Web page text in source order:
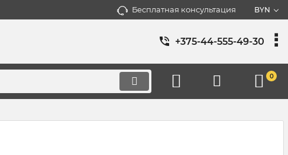
Бесплатная консультация BYN
+375-44-555-49-30
0